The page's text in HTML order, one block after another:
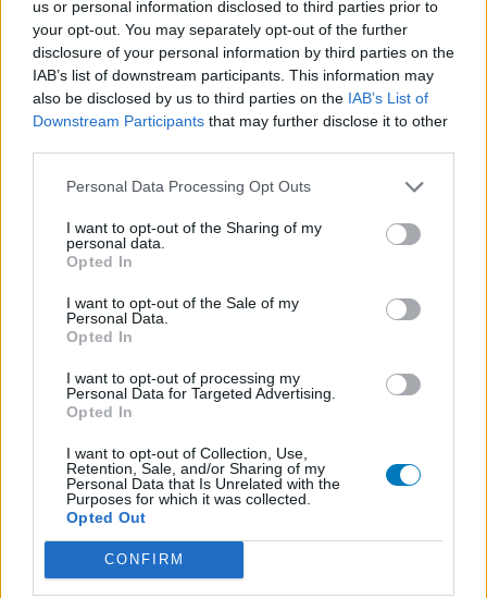
us or personal information disclosed to third parties prior to
your opt-out. You may separately opt-out of the further
disclosure of your personal information by third parties on the
IAB’s list of downstream participants. This information may
also be disclosed by us to third parties on the IAB’s List of
Downstream Participants that may further disclose it to other
Personal Data Processing Opt Outs
I want to opt-out of the Sharing of my
personal data.
Opted In
I want to opt-out of the Sale of my
Personal Data.
Opted In
I want to opt-out of processing my
Personal Data for Targeted Advertising.
Opted In
I want to opt-out of Collection, Use,
Retention, Sale, and/or Sharing of my
Personal Data that Is Unrelated with the
Purposes for which it was collected.
Opted Out
CONFIRM
Dépression - antidépresseurs TCA
Risperdal (230)
Psychose / schizophrénie - antipsychotique
Les évaluations de cette page sont écrites par les utilisateurs
eux-mêmes ; ces avis sont d’abord lus, et éventuellement
adaptés afin de répondre à nos standards en ce qui concerne
l’évaluation d’un médicament, avant d’être approuvés. Pour
partager des évaluations, il n’est pas nécessaire de posséder
des connaissances médicales. De cette façon, les évaluations
reflètent seulement une image fidèle des expériences propres
aux utilisateurs et pas celle du propriétaire de ce site web.
N’oubliez-pas que les expériences peuvent varier selon les
individus et que pour tout avis médical, il faut toujours prendre
contact avec votre médecin ou votre pharmacien.